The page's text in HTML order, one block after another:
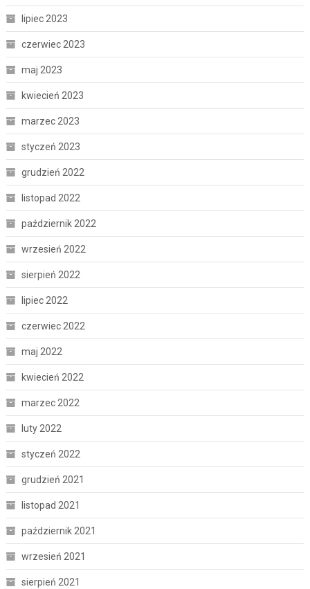
lipiec 2023
czerwiec 2023
maj 2023
kwiecień 2023
marzec 2023
styczeń 2023
grudzień 2022
listopad 2022
październik 2022
wrzesień 2022
sierpień 2022
lipiec 2022
czerwiec 2022
maj 2022
kwiecień 2022
marzec 2022
luty 2022
styczeń 2022
grudzień 2021
listopad 2021
październik 2021
wrzesień 2021
sierpień 2021